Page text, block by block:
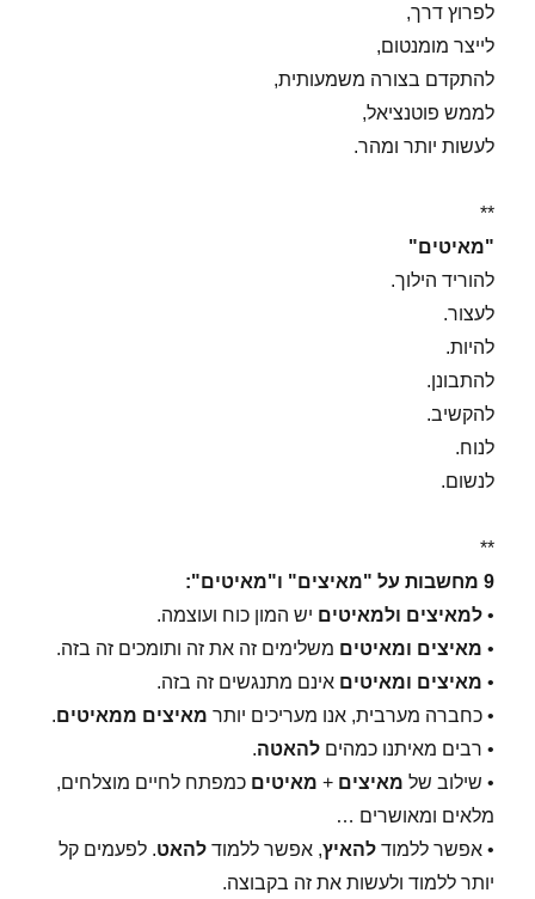
לפרוץ דרך,
לייצר מומנטום,
להתקדם בצורה משמעותית,
לממש פוטנציאל,
לעשות יותר ומהר.
**
"מאיטים"
להוריד הילוך.
לעצור.
להיות.
להתבונן.
להקשיב.
לנוח.
לנשום.
**
9 מחשבות על "מאיצים" ו"מאיטים":
•למאיצים ולמאיטים יש המון כוח ועוצמה.
• מאיצים ומאיטים משלימים זה את זה ותומכים זה בזה.
• מאיצים ומאיטים אינם מתנגשים זה בזה.
• כחברה מערבית, אנו מעריכים יותר מאיצים ממאיטים.
• רבים מאיתנו כמהיםלהאטה.
• שילוב של מאיצים + מאיטים כמפתח לחיים מוצלחים,
מלאים ומאושרים …
• אפשר ללמודלהאיץ, אפשר ללמודלהאט. לפעמים קל
יותר ללמוד ולעשות את זה בקבוצה.